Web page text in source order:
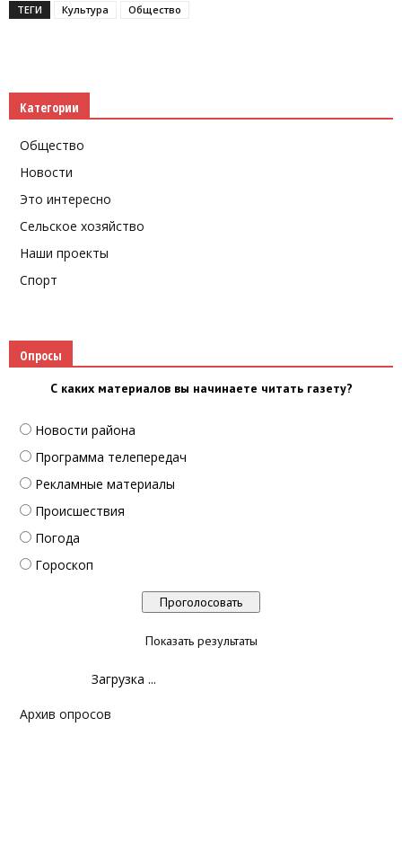
ТЕГИ Культура Общество
Категории
Общество
Новости
Это интересно
Сельское хозяйство
Наши проекты
Спорт
Опросы
С каких материалов вы начинаете читать газету?
Новости района
Программа телепередач
Рекламные материалы
Происшествия
Погода
Гороскоп
Показать результаты
Загрузка ...
Архив опросов